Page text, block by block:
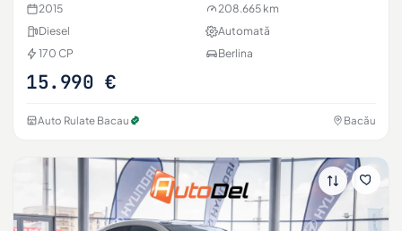
2015
208.665 km
Diesel
Automată
170 CP
Berlina
15.990 €
Auto Rulate Bacau Bacău